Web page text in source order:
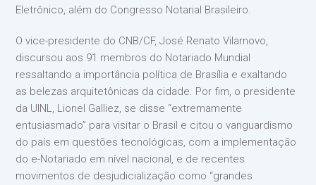
Eletrônico, além do Congresso Notarial Brasileiro.
O vice-presidente do CNB/CF, José Renato Vilarnovo,
discursou aos 91 membros do Notariado Mundial
ressaltando a importância política de Brasília e exaltando
as belezas arquitetônicas da cidade. Por fim, o presidente
da UINL, Lionel Galliez, se disse “extremamente
entusiasmado” para visitar o Brasil e citou o vanguardismo
do país em questões tecnológicas, com a implementação
do e-Notariado em nível nacional, e de recentes
movimentos de desjudicialização como “grandes